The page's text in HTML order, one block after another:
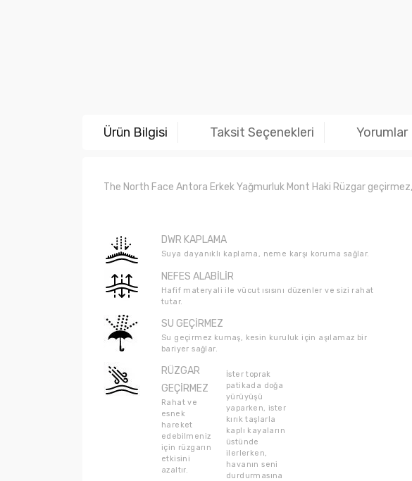
Ürün Bilgisi Taksit Seçenekleri Yorumlar
The North Face Antora Erkek Yağmurluk Mont Haki Rüzgar
DWR KAPLAMA
Suya dayanıklı kaplama, neme karşı koruma sağlar.
NEFES ALABİLİR
Hafif materyali ile vücut ısısını düzenler ve sizi rahat
tutar.
SU GEÇİRMEZ
Su geçirmez kumaş, kesin kuruluk için aşılamaz bir
bariyer sağlar.
RÜZGAR
GEÇİRMEZ
Rahat ve
esnek
hareket
edebilmeniz
için rüzgarın
etkisini
azaltır.
İster toprak
patikada doğa
yürüyüşü
yaparken, ister
kırık taşlarla
kaplı kayaların
üstünde
ilerlerken,
havanın seni
durdurmasına